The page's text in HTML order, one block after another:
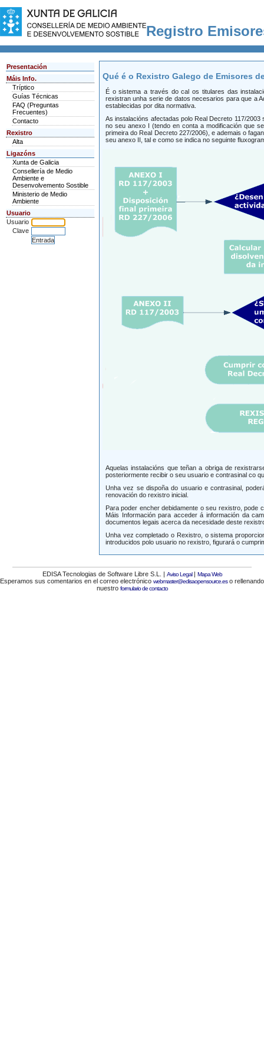
Registro
Presentación
Máis Info.
Tríptico
Guías Técnicas
FAQ (Preguntas
Frecuentes)
Contacto
Rexistro
Alta
Ligazóns
Xunta de Galicia
Consellería de Medio
Ambiente e
Desenvolvemento Sostible
Ministerio de Medio
Ambiente
Usuario
Usuario
Clave
Qué é o Rexistro Galego de Emisores
É o sistema a través do cal os titulares das
rexistran unha serie de datos necesarios para que a
establecidas por dita normativa.
As instalacións afectadas polo Real Decreto 117/
no seu anexo I (tendo en conta a modificación que
primeira do Real Decreto 227/2006), e ademais o
seu anexo II, tal e como se indica no seguinte
Aquelas instalacións que teñan a obriga de
posteriormente recibir o seu usuario e contrasinal co
Unha vez se dispoña do usuario e contrasinal,
renovación do rexistro inicial.
Para poder encher debidamente o seu rexistro, pode
Máis Información para acceder á información da
documentos legais acerca da necesidade deste
Unha vez completado o Rexistro, o sistema
introducidos polo usuario no rexistro, figurará o
EDISA Tecnologias de Software Libre S.L. | Aviso Legal| Mapa Web
Esperamos sus comentarios en el correo electrónico webmaster@edisaopensource.eso rellenando
nuestro formulario de contacto